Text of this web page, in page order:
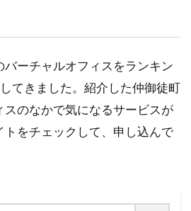
ーチャルオフィスをランキン
てきました。紹介した仲御徒町
スのなかで気になるサービスが
トをチェックして、申し込んで